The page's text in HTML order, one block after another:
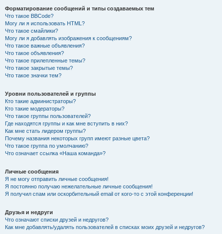
Форматирование сообщений и типы создаваемых тем
Что такое BBCode?
Могу ли я использовать HTML?
Что такое смайлики?
Могу ли я добавлять изображения к сообщениям?
Что такое важные объявления?
Что такое объявления?
Что такое прилепленные темы?
Что такое закрытые темы?
Что такое значки тем?
Уровни пользователей и группы
Кто такие администраторы?
Кто такие модераторы?
Что такое группы пользователей?
Где находятся группы и как мне вступить в них?
Как мне стать лидером группы?
Почему названия некоторых групп имеют разные цвета?
Что такое группа по умолчанию?
Что означает ссылка «Наша команда»?
Личные сообщения
Я не могу отправить личные сообщения!
Я постоянно получаю нежелательные личные сообщения!
Я получил спам или оскорбительный email от кого-то с этой конференции!
Друзья и недруги
Что означают списки друзей и недругов?
Как мне добавлять/удалять пользователей в списках моих друзей и недругов?